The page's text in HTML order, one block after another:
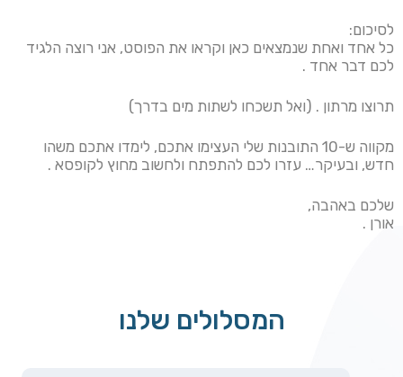
לסיכום:
כל אחד ואחת שנמצאים כאן וקראו את הפוסט, אני רוצה הלגיד
לכם דבר אחד .
תרוצו מרתון . (ואל תשכחו לשתות מים בדרך)
מקווה ש-10 התובנות שלי העצימו אתכם, לימדו אתכם משהו
חדש, ובעיקר… עזרו לכם להתפתח ולחשוב מחוץ לקופסא .
שלכם באהבה,
אורן .
המסלולים שלנו